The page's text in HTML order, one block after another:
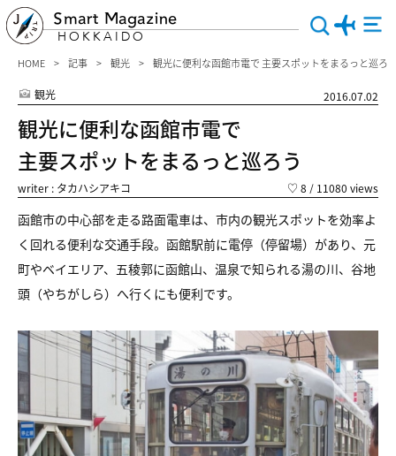
Smart Magazine
HOKKAIDO
HOME 記事 観光 観光に便利な函館市電で 主要スポットをまるっと巡ろ
観光 2016.07.02
観光に便利な函館市電で
主要スポットをまるっと巡ろう
writer : タカハシアキコ ♡ 8 / 11080 views
函館市の中心部を走る路面電車は、市内の観光スポットを効率よ
く回れる便利な交通手段。函館駅前に電停（停留場）があり、元
町やベイエリア、五稜郭に函館山、温泉で知られる湯の川、谷地
頭（やちがしら）へ行くにも便利です。